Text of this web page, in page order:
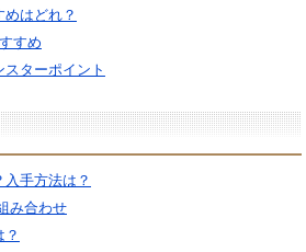
はどれ？
すめ
ターポイント
手方法は？
み合わせ
？